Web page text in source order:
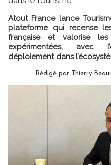
Atout France lance
plateforme qui recense
française et valorise
expérimentées, avec
déploiement dans
Rédigé par Thierry